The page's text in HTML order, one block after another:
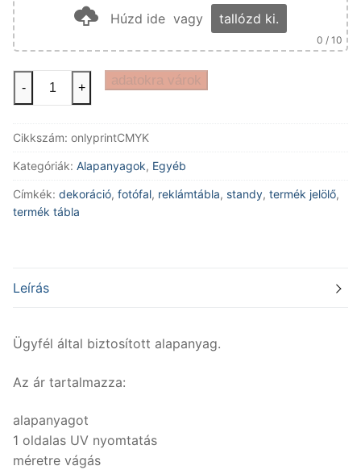
Húzd ide vagy tallózd ki.
0 / 10
hozott
táblás
-
nyomtatva
mennyiség
- + adatokra várok
Cikkszám: onlyprintCMYK
Kategóriák: Alapanyagok, Egyéb
Címkék: dekoráció, fotófal, reklámtábla, standy, termék jelölő,
termék tábla
Leírás
Ügyfél által biztosított alapanyag.
Az ár tartalmazza:
alapanyagot
1 oldalas UV nyomtatás
méretre vágás